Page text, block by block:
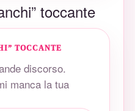
toccante
TOCCANTE
discorso.
manca la tua